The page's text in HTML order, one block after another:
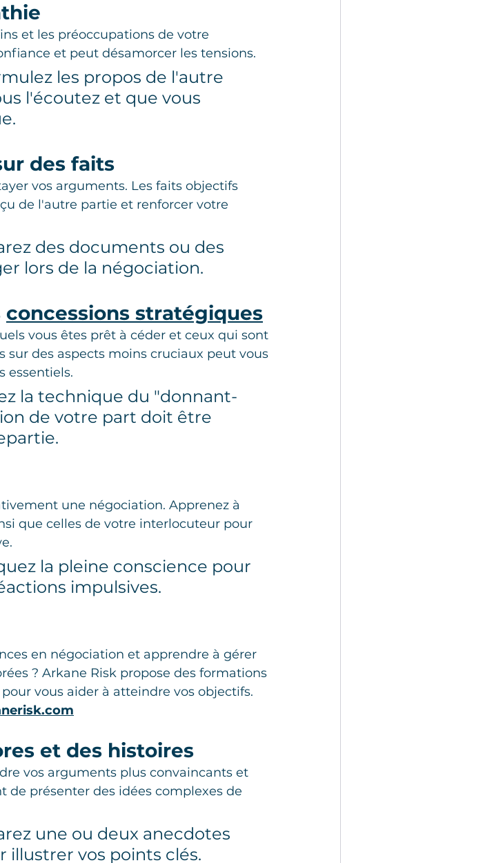
et les préoccupations de votre
et peut désamorcer les tensions.
les propos de l'autre
l'écoutez et que vous
des faits
vos arguments. Les faits objectifs
de l'autre partie et renforcer votre
des documents ou des
lors de la négociation.
concessions stratégiques
vous êtes prêt à céder et ceux qui sont
sur des aspects moins cruciaux peut vous
essentiels.
la technique du "donnant-
de votre part doit être
une négociation. Apprenez à
que celles de votre interlocuteur pour
la pleine conscience pour
impulsives.
en négociation et apprendre à gérer
? Arkane Risk propose des formations
vous aider à atteindre vos objectifs.
et des histoires
vos arguments plus convaincants et
présenter des idées complexes de
une ou deux anecdotes
vos points clés.